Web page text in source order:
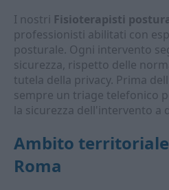
I nostri Fisioterapisti
professionisti abilitati con
posturale. Ogni intervento
sicurezza, rispetto delle
tutela della privacy. Prima
sempre un triage telefonico
la sicurezza dell'intervento a
Ambito
Roma